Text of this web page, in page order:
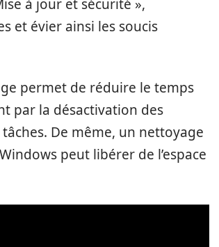
à jour et sécurité »,
et évier ainsi les soucis
permet de réduire le temps
par la désactivation des
De même, un nettoyage
peut libérer de l’espace